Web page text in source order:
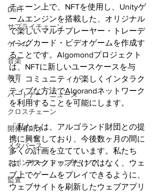
DeFi
サプライチェーン
ゲーム
音楽
教育
パートナー・ニュース
クロスチェーン
開発者向け
メタバース
スポンサー／ファンディング
監査
チェーン上で、NFTを使用し、Unityゲ
ームエンジンを搭載した、オリジナル
で楽しいマルチプレーヤー・トレーデ
ィングカード・ビデオゲームを作成す
ることです。Algomondプロジェクト
は、NFTに新しいユースケースを与
え、コミュニティが楽しくインタラク
ティブな方法でAlgorandネットワーク
を利用することを可能にします。
「私たちは、アルゴランド財団との提
携に興奮しており、今後数ヶ月の間に
多くの計画を立てています。私たち
は、デスクトップだけではなく、ウェ
ブ上でゲームをプレイできるように、
ウェブサイトを刷新したウェブアプリ